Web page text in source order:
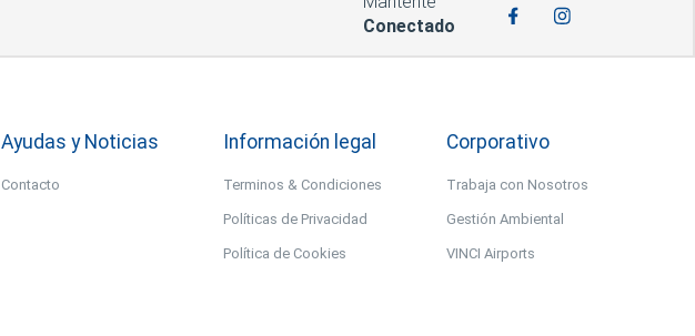
Conectado
Ayudas y Noticias
Contacto
Información legal
Terminos & Condiciones
Políticas de Privacidad
Política de Cookies
Corporativo
Trabaja con Nosotros
Gestión Ambiental
VINCI Airports